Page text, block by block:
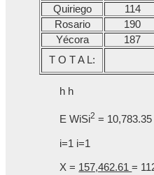
Quiriego
114
Rosario
190
Yécora
187
T O T A L:
h h
E WiSi2 =
i=1 i=1
X = 157,462.61=